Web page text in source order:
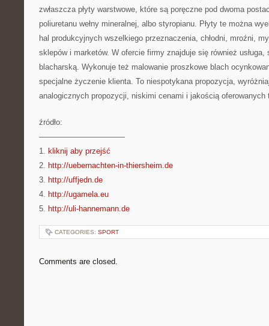
zwłaszcza płyty warstwowe, które są poręczne pod dwoma
poliuretanu wełny mineralnej, albo styropianu. Płyty te można
hal produkcyjnych wszelkiego przeznaczenia, chłodni, mroźni,
sklepów i marketów. W ofercie firmy znajduje się również usługa,
blacharską. Wykonuje też malowanie proszkowe blach
specjalne życzenie klienta. To niespotykana propozycja,
analogicznych propozycji, niskimi cenami i jakością oferowanych
źródło:
———————————
1. kliknij aby przejść
2. http://uebernachten-in-thiersheim.de
3. http://uffjedn.de
4. http://ugamela.eu
5. http://uli-hannemann.de
CATEGORIES: SPORT
Comments are closed.